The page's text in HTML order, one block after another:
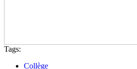
Tags:
Collège